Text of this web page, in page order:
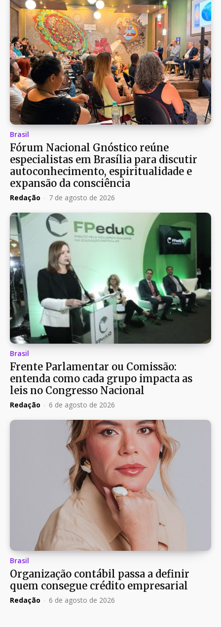
Brasil
Fórum Nacional Gnóstico reúne
especialistas em Brasília para discutir
autoconhecimento, espiritualidade e
expansão da consciência
Redação - 7 de agosto de 2026
Brasil
Frente Parlamentar ou Comissão:
entenda como cada grupo impacta as
leis no Congresso Nacional
Redação - 6 de agosto de 2026
Brasil
Organização contábil passa a definir
quem consegue crédito empresarial
Redação - 6 de agosto de 2026